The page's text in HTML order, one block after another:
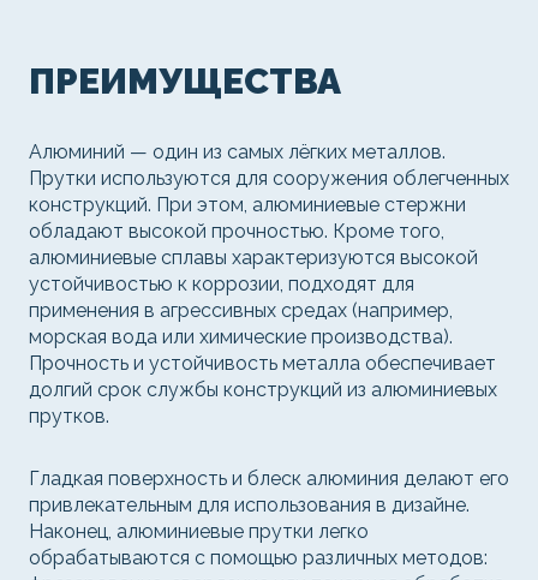
ПРЕИМУЩЕСТВА
Алюминий — один из самых лёгких металлов.
Прутки используются для сооружения облегченных
конструкций. При этом, алюминиевые стержни
обладают высокой прочностью. Кроме того,
алюминиевые сплавы характеризуются высокой
устойчивостью к коррозии, подходят для
применения в агрессивных средах (например,
морская вода или химические производства).
Прочность и устойчивость металла обеспечивает
долгий срок службы конструкций из алюминиевых
прутков.
Гладкая поверхность и блеск алюминия делают его
привлекательным для использования в дизайне.
Наконец, алюминиевые прутки легко
обрабатываются с помощью различных методов: